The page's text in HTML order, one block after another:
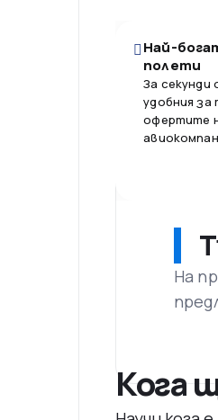
Най-
полети
За секунди
удобния за
офертите
На
Кога